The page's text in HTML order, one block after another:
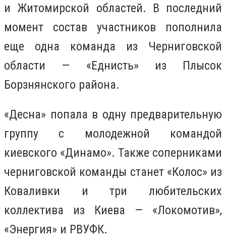
и Житомирской областей. В последний
момент состав участников пополнила
еще одна команда из Черниговской
области — «Еднисть» из Плысок
Борзнянского района.
«Десна» попала в одну предварительную
группу с молодежной командой
киевского «Динамо». Также соперниками
черниговской команды станет «Колос» из
Коваливки и три любительских
коллектива из Киева — «Локомотив»,
«Энергия» и РВУФК.